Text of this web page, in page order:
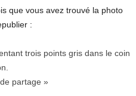
que vous avez trouvé la photo
:
trois points gris dans le coin
partage »